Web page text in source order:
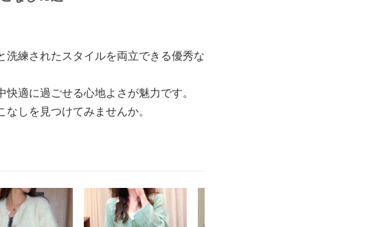
練されたスタイルを両立できる優秀な
適に過ごせる心地よさが魅力です。
しを見つけてみませんか。